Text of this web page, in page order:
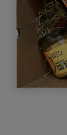
Bere artizanala
Ardei iuti murati
Ciocolata
Ulei de masline
Ardei iute uscat